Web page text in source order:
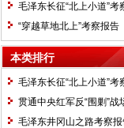
毛泽东长征“北上小道”考
“穿越草地北上”考察报告
本类排行
毛泽东长征“北上小道”考
贯通中央红军反“围剿”战
毛泽东井冈山之路考察报